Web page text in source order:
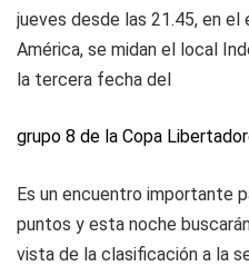
jueves desde las 21.45, en
América, se midan el local
la tercera fecha del
grupo 8 de la Copa
Es un encuentro importante
puntos y esta noche
vista de la clasificación a la